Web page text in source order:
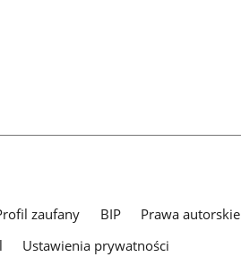
zaufany BIP Prawa autorskie
Ustawienia prywatności